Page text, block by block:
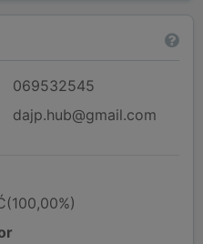
069532545
dajp.hub@gmail.com